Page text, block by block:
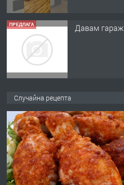
ПРЕДЛАГА Давам
градската
ПРЕДЛАГА
ПРОСТОРЕН
КУБА
Случайна рецепта